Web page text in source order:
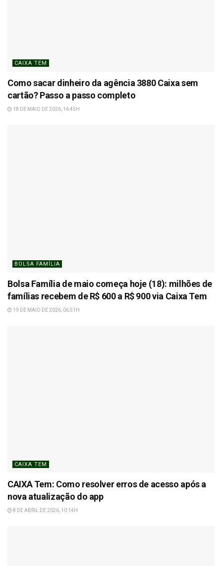
CAIXA TEM
Como sacar dinheiro da agência 3880 Caixa sem
cartão? Passo a passo completo
18 DE MAIO DE 2026, 16:45H
BOLSA FAMÍLIA
Bolsa Família de maio começa hoje (18): milhões de
famílias recebem de R$ 600 a R$ 900 via Caixa Tem
19 DE MAIO DE 2026, 06:51H
CAIXA TEM
CAIXA Tem: Como resolver erros de acesso após a
nova atualização do app
8 DE ABRIL DE 2026, 10:14H